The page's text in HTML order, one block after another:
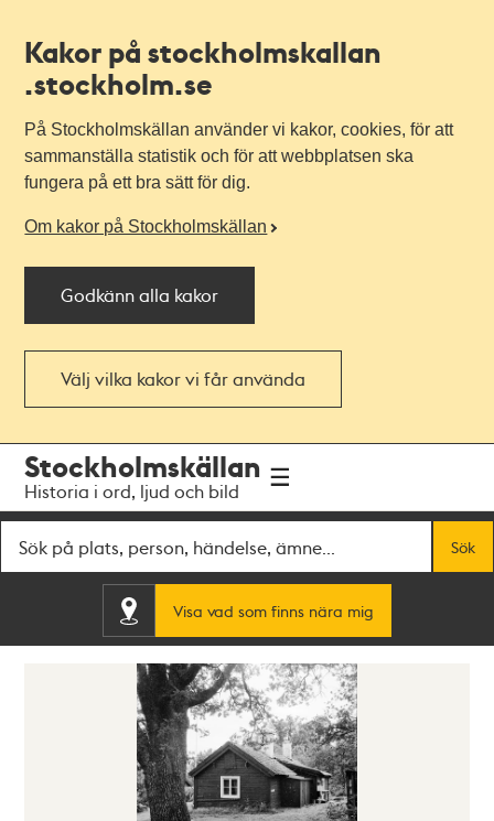
Kakor på stockholmskallan
.stockholm.se
På Stockholmskällan använder vi kakor, cookies, för att
sammanställa statistik och för att webbplatsen ska
fungera på ett bra sätt för dig.
Om kakor på Stockholmskällan
Godkänn alla kakor
Välj vilka kakor vi får använda
navigationen
huvudinnehållet
Stockholmskällan
Historia i ord, ljud och bild
Sök
Visa vad som finns nära mig